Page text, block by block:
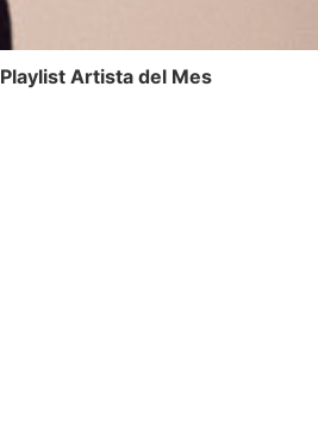
Playlist Artista del Mes